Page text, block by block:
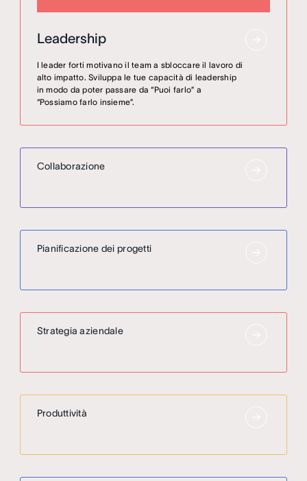
Leadership
I leader forti motivano il team a sbloccare il lavoro di
alto impatto. Sviluppa le tue capacità di leadership
in modo da poter passare da “Puoi farlo” a
“Possiamo farlo insieme”.
Collaborazione
Pianificazione dei progetti
Strategia aziendale
Produttività